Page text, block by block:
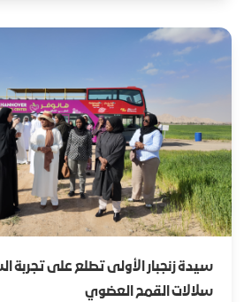
سيدة زنجبار الأولى تطلع على تجربة
سلالات القمح العضوي